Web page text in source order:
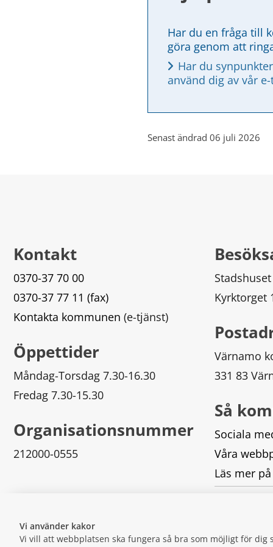
Vi använder kakor
Vi vill att webbplatsen ska fungera så bra som möjligt för
Har du en fråga till
göra genom att
Har du
använd dig av vår
Senast ändrad 06 juli 2026
Kontakt
0370-37 70 00
0370-37 77 11 (fax)
Kontakta kommunen (e-tjänst)
Öppettider
Måndag-Torsdag 7.30-16.30
Fredag 7.30-15.30
Organisationsnummer
212000-0555
Stadshuset
Kyrktorget
Värnamo
331 83
Så
Sociala
Våra
Läs mer